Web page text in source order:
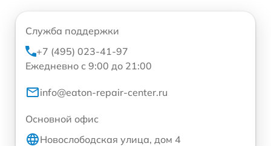
Служба поддержки
+7 (495) 023-41-97
Ежедневно с 9:00 до 21:00
info@eaton-repair-center.ru
Основной офис
Новослободская улица, дом 4